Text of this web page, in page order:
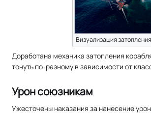
Визуализация
Доработана механика затопления
тонуть по-разному в зависимости от
Урон союзникам
Ужесточены наказания за нанесение